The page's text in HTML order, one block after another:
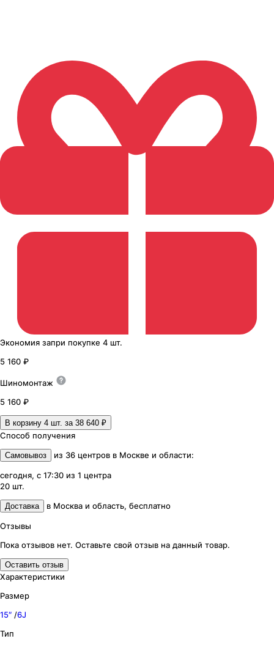
Экономия запри покупке 4 шт.
5 160 ₽
Шиномонтаж
5 160 ₽
В корзину 4 шт. за 38 640 ₽
Способ получения
Самовывоз из 36 центров в Москве и области:
сегодня, с 17:30 из 1 центра
20 шт.
Доставка в Москва и область, бесплатно
Отзывы
Пока отзывов нет. Оставьте свой отзыв на данный товар.
Оставить отзыв
Характеристики
Размер
15″ /6J
Тип